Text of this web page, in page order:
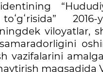
viloyatlar,
vazifalarini
maqsadida